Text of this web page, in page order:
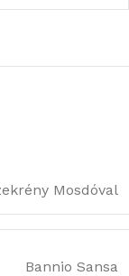
Mosdóval
Bannio Sansa